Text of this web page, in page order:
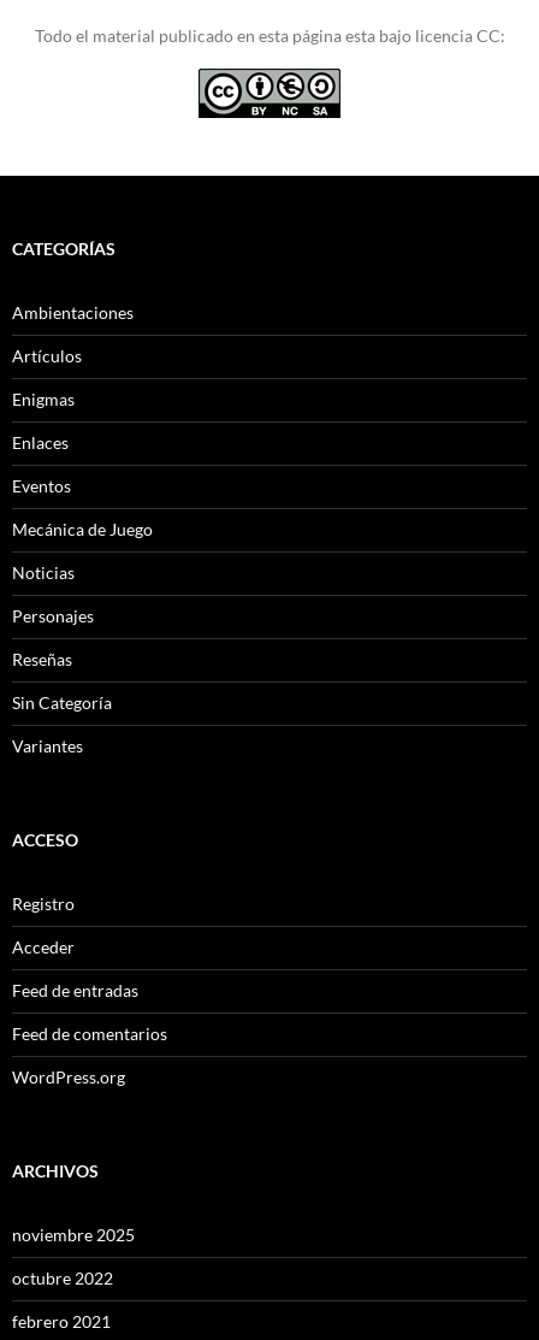
Todo el material publicado en esta página esta bajo licencia CC:
CATEGORÍAS
Ambientaciones
Artículos
Enigmas
Enlaces
Eventos
Mecánica de Juego
Noticias
Personajes
Reseñas
Sin Categoría
Variantes
ACCESO
Registro
Acceder
Feed de entradas
Feed de comentarios
WordPress.org
ARCHIVOS
noviembre 2025
octubre 2022
febrero 2021